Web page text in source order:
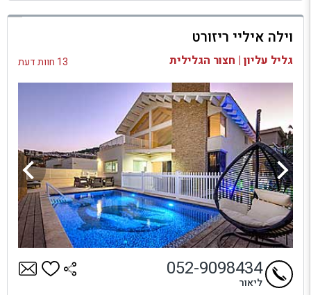
למתחם זה
בדיקת זמינות ומחירים
וילה איליי ריזורט
גליל עליון | חצור הגלילית 13 חוות דעת
052-9098434
ליאור